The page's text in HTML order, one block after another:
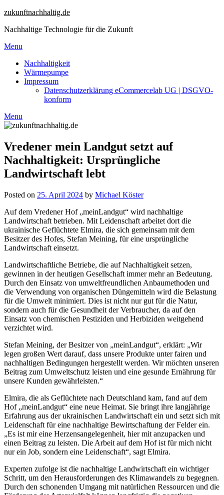
Skip
content
zukunftnachhaltig.de
Nachhaltige Technologie für die Zukunft
Menu
Nachhaltigkeit
Wärmepumpe
Impressum
Datenschutzerklärung eCommercelab UG | DSGVO-
konform
Menu
Vredener mein Landgut setzt auf
Nachhaltigkeit: Ursprüngliche
Landwirtschaft lebt
Posted on 25. April 2024 by Michael Köster
Auf dem Vredener Hof „meinLandgut“ wird nachhaltige
Landwirtschaft betrieben. Mit Leidenschaft arbeitet dort die
ukrainische Geflüchtete Elmira, die sich gemeinsam mit dem
Besitzer des Hofes, Stefan Meining, für eine ursprüngliche
Landwirtschaft einsetzt.
Landwirtschaftliche Betriebe, die auf Nachhaltigkeit setzen,
gewinnen in der heutigen Gesellschaft immer mehr an Bedeutung.
Durch den Einsatz von umweltfreundlichen Anbaumethoden und
die Verwendung von organischen Düngemitteln wird die Belastung
für die Umwelt minimiert. Dies ist nicht nur gut für die Natur,
sondern auch für die Gesundheit der Verbraucher, da auf den
Einsatz von chemischen Pestiziden und Herbiziden weitgehend
verzichtet wird.
Stefan Meining, der Besitzer von „meinLandgut“, erklärt: „Wir
legen großen Wert darauf, dass unsere Produkte unter fairen und
nachhaltigen Bedingungen hergestellt werden. Wir möchten unseren
Beitrag zum Umweltschutz leisten und eine gesunde Ernährung für
unsere Kunden gewährleisten.“
Elmira, die als Geflüchtete nach Deutschland kam, fand auf dem
Hof „meinLandgut“ eine neue Heimat. Sie bringt ihre langjährige
Erfahrung aus der ukrainischen Landwirtschaft ein und setzt sich mit
Leidenschaft für eine nachhaltige Bewirtschaftung der Felder ein.
„Es ist mir eine Herzensangelegenheit, hier mit anzupacken und
einen Beitrag zu leisten. Die Arbeit auf dem Hof ist für mich nicht
nur ein Job, sondern eine Leidenschaft“, sagt Elmira.
Experten zufolge ist die nachhaltige Landwirtschaft ein wichtiger
Schritt, um den Herausforderungen des Klimawandels zu begegnen.
Durch den schonenden Umgang mit natürlichen Ressourcen und die